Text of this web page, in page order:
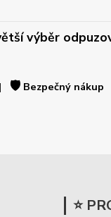
výběr
🛡️ Bezpečný
⭐